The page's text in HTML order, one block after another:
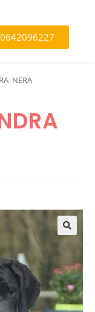
0642096227
NERA